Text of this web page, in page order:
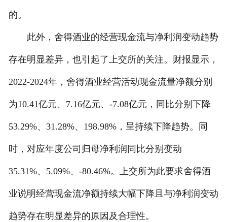
的。
此外，舍得酒业的经营现金流与净利润变动趋势
存在明显差异，也引起了上交所的关注。财报显示，
2022-2024年，舍得酒业经营活动现金流量净额分别
为10.41亿元、7.16亿元、-7.08亿元，同比分别下降
53.29%、31.28%、198.98%，呈持续下降趋势。同
时，对应年度公司归母净利润同比分别变动
35.31%、5.09%、-80.46%。上交所为此要求舍得酒
业说明经营现金流净额持续大幅下降且与净利润变动
趋势存在明显差异的原因及合理性。